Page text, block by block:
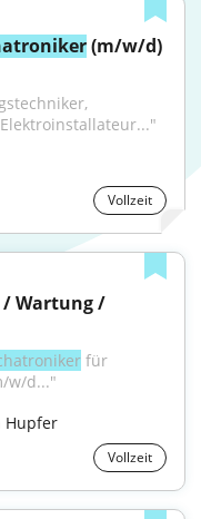
(m/w/d)
Vollzeit
Wartung /
für
w/d..."
Hupfer
Vollzeit